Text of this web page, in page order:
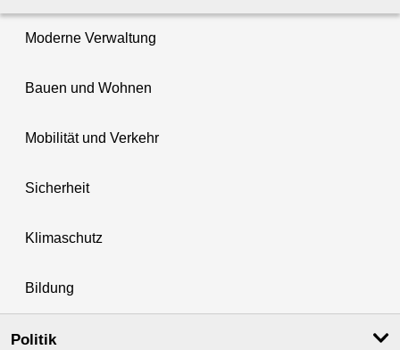
Moderne Verwaltung
Bauen und Wohnen
Mobilität und Verkehr
Sicherheit
Klimaschutz
Bildung
Politik